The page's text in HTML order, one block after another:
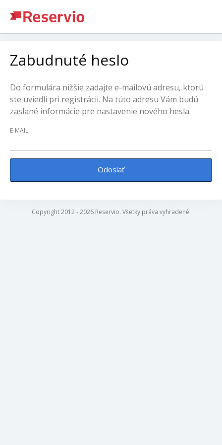
Zabudnuté heslo
Do formulára nižšie zadajte e-mailovú adresu, ktorú
ste uviedli pri registrácii. Na túto adresu Vám budú
zaslané informácie pre nastavenie nového hesla.
E-MAIL
Odoslať
Copyright 2012 - 2026 Reservio. Všetky práva vyhradené.